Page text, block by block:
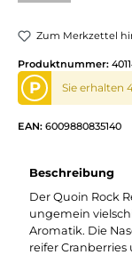
Zum Merkzettel
Produktnummer:
P Sie erhalten
EAN: 6009880835140
Beschreibung
Der Quoin Rock
ungemein
Aromatik. Die
reifer